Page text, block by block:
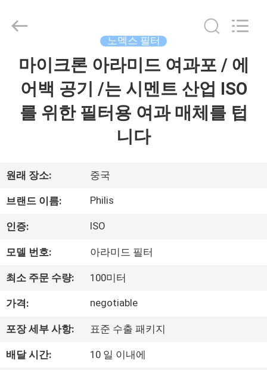
회
사
소
개
공
장
견
학
Hangzhou
Philis
Reserved.
노멕스 필터
마이크론 아라미드 여과포 / 에
어백 공기 /는 시멘트 산업 ISO
를 위한 필터용 여과 매체를 텁
니다
원래 장소: 중국
브랜드 이름: Philis
인증: ISO
모델 번호: 아라미드 필터
최소 주문 수량: 100미터
가격: negotiable
포장 세부 사항: 표준 수출 패키지
배달 시간: 10 일 이내에